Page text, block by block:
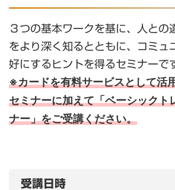
３つの基本ワークを基に、人との
をより深く知るとともに、コミュ
好にするヒントを得るセミナーで
※カードを有料サービスとして活
セミナーに加えて「ベーシックト
ナー」をご受講ください。
受講日時